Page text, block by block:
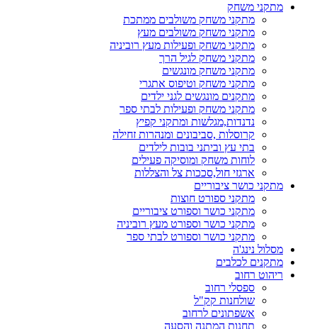
מתקני משחק
מתקני משחק משולבים ממתכת
מתקני משחק משולבים מעץ
מתקני משחק ופעילות מעץ רוביניה
מתקני משחק לגיל הרך
מתקני משחק מונגשים
מתקני משחק וטיפוס אתגרי
מתקנים מונגשים לגני ילדים
מתקני משחק ופעילות לבתי ספר
נדנדות,מגלשות ומתקני קפיץ
קרוסלות ,סביבונים ומנהרות זחילה
בתי עץ וביתני בובות לילדים
לוחות משחק ומוסיקה פעילים
ארגזי חול,סככות צל והצללות
מתקני כושר ציבוריים
מתקני ספורט חוצות
מתקני כושר וספורט ציבוריים
מתקני כושר וספורט מעץ רוביניה
מתקני כושר וספורט לבתי ספר
מסלול נינג'ה
מתקנים לכלבים
ריהוט רחוב
ספסלי רחוב
שולחנות קק"ל
אשפתונים לרחוב
תחנות המתנה והסעה